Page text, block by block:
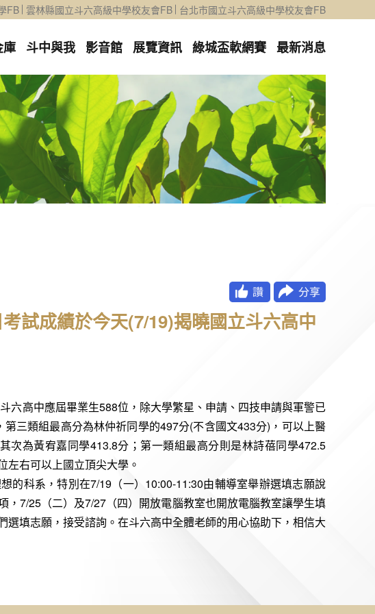
FB 雲林縣國立斗六高級中學校友會FB 台北市國立斗六高級中學校友會FB
庫 斗中與我 影音館 展覽資訊 綠城盃軟網賽 最新消息
試成績於今天(7/19)揭曉國立斗六高中
六高中應屆畢業生588位，除大學繁星、申請、四技申請與軍警已
第三類組最高分為林仲祈同學的497分(不含國文433分) ，可以上醫
次為黃宥嘉同學413.8分；第一類組最高分則是林詩蓓同學472.5
左右可以上國立頂尖大學。
的科系，特別在7/19 （一） 10:00-11:30由輔導室舉辦選填志願說
，7/25 （二）及7/27 （四）開放電腦教室也開放電腦教室讓學生填
填志願，接受諮詢。在斗六高中全體老師的用心協助下，相信大